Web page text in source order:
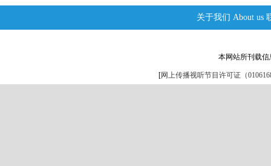
关于我们 About us
本网站所刊载
[网上传播视听节目许可证（